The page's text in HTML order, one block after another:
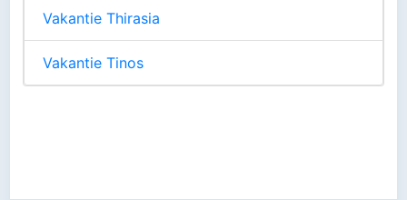
Vakantie Thirasia
Vakantie Tinos